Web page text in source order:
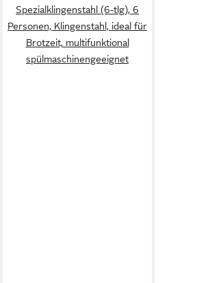
Spezialklingenstahl (6-tlg), 6
Personen, Klingenstahl, ideal für
Brotzeit, multifunktional
spülmaschinengeeignet